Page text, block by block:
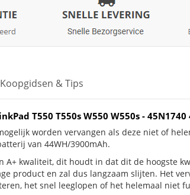
Koopgidsen & Tips
T550 T550s W550 W550s -
worden vervangen als deze niet of
van 44WH/3900mAh.
A+ kwaliteit, dit houdt in dat dit de hoogste
product en zal dus langzaam slijten. Het
het snel leeglopen of het helemaal niet